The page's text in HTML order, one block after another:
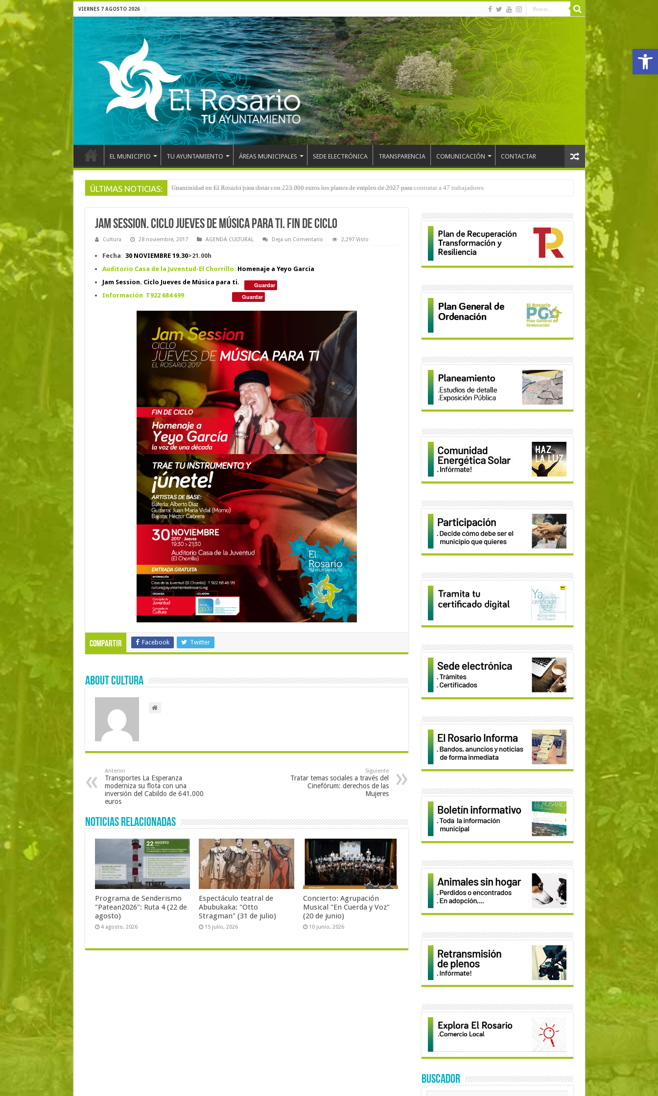
Abrir
VIERNES 7 AGOSTO 2026
EL MUNICIPIO TU AYUNTAMIENTO ÁREAS MUNICIPALES SEDE ELECTRÓNICA TRANSPARENCIA COMUNICACIÓN CONTACTAR
ÚLTIMAS NOTICIAS: Arranca la reforma del CEIP San Isidro con las demoliciones para la instalación del ascensor
Jam Session. Ciclo Jueves de Música para ti. Fin de Ciclo
Cultura 28 noviembre, 2017 AGENDA CULTURAL Deja un Comentario 2,297 Visto
Fecha: 30 NOVIEMBRE 19.30>21.00h
Auditorio Casa de la Juventud-El Chorrillo. Homenaje a Yeyo García
Jam Session. Ciclo Jueves de Música para ti.
Información T922 684 699 Guardar
Guardar
Compartir Facebook Twitter
About Cultura
Anterior
Transportes La Esperanza
moderniza su flota con una
inversión del Cabildo de 641.000
euros
Siguiente
Tratar temas sociales a través del
Cinefórum: derechos de las
Mujeres
Noticias Relacionadas
Programa de Senderismo
"Patean2026": Ruta 4 (22 de
agosto)
4 agosto, 2026
Espectáculo teatral de
Abubukaka: "Otto
Stragman" (31 de julio)
15 julio, 2026
Concierto: Agrupación
Musical "En Cuerda y Voz"
(20 de junio)
10 junio, 2026
BUSCADOR